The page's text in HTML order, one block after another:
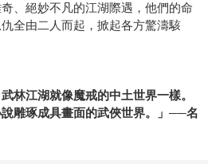
、絕妙不凡的江湖際遇，他們的命
全由二人而起，掀起各方驚濤駭
林江湖就像魔戒的中土世界一樣。
雕琢成具畫面的武俠世界。」──名